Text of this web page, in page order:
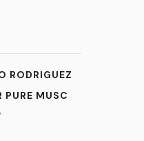
RODRIGUEZ
PURE MUSC